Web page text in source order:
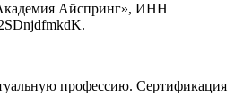
Айспринг», ИНН
профессию. Сертификация